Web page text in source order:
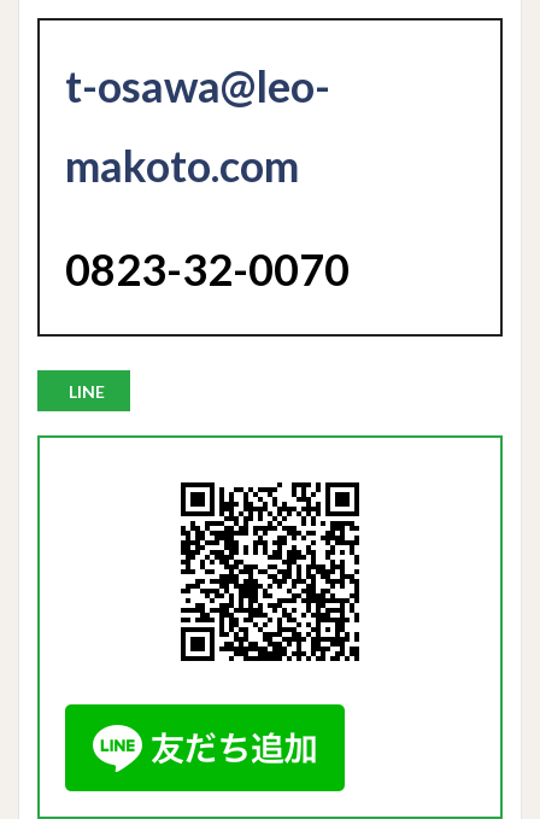
t-osawa@leo-
makoto.com
0823-32-0070
LINE